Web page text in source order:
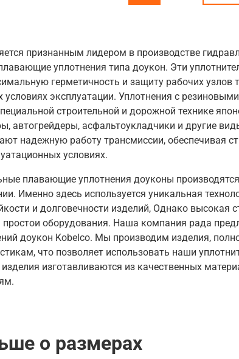
признанным лидером в производстве
уплотнения типа доукон. Эти
герметичность и защиту рабочих узлов
эксплуатации. Уплотнения с
строительной и дорожной технике
автогрейдеры, асфальтоукладчики и другие
надежную работу трансмиссии, обеспечивая
условиях.
плавающие уплотнения доуконы
Именно здесь используется уникальная
и долговечности изделий, Однако
оборудования. Наша компания рада
доукон Kobelco. Мы производим изделия,
что позволяет использовать наши
изготавливаются из качественных
о размерах